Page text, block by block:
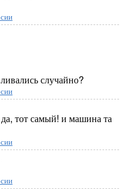
случайно?
тот самый! и машина та